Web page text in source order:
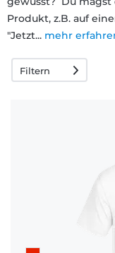
Produkt, z.B. auf
"Jetzt... mehr
Filtern